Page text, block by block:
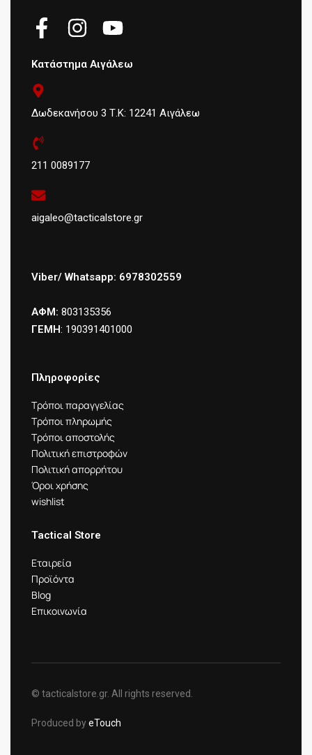
Κατάστημα Αιγάλεω
Δωδεκανήσου 3 Τ.Κ: 12241 Αιγάλεω
211 0089177
aigaleo@tacticalstore.gr
Viber/ Whatsapp: 6978302559
ΑΦΜ: 803135356
ΓΕΜΗ: 190391401000
Πληροφορίες
Τρόποι παραγγελίας
Τρόποι πληρωμής
Τρόποι αποστολής
Πολιτική επιστροφών
Πολιτική απορρήτου
Όροι χρήσης
wishlist
Tactical Store
Εταιρεία
Προϊόντα
Blog
Επικοινωνία
© tacticalstore.gr. All rights reserved.
Produced byeTouch